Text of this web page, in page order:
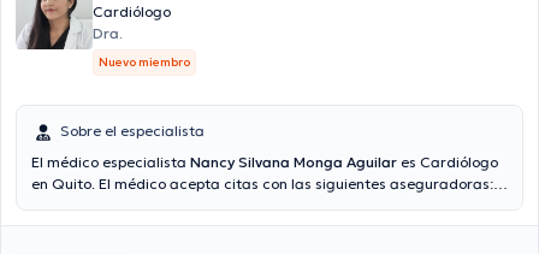
Cardiólogo
Dra.
Nuevo miembro
Sobre el especialista
El médico especialista Nancy Silvana Monga Aguilar es Cardiólogo
en Quito. El médico acepta citas con las siguientes aseguradoras:
consultorio abarca todo lo relacionado con Insuficiencia cardíaca,